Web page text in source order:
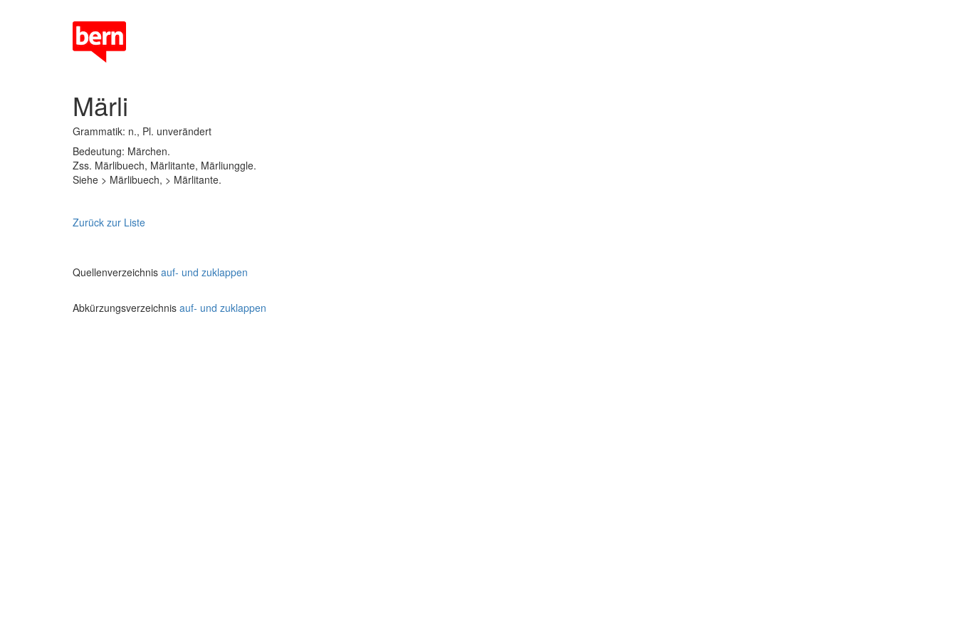
Märli
Grammatik: n., Pl. unverändert
Bedeutung: Märchen.
Zss. Märlibuech, Märlitante, Märliunggle.
Siehe > Märlibuech, > Märlitante.
Zurück zur Liste
Quellenverzeichnis auf- und zuklappen
Abkürzungsverzeichnis auf- und zuklappen